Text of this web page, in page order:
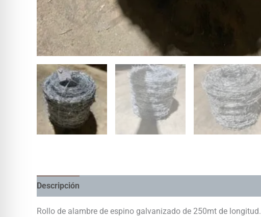
Descripción
Rollo de alambre de espino galvanizado de 250mt de longitud.